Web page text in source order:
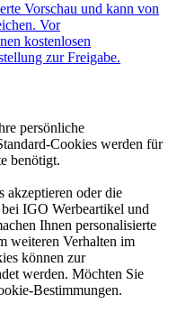
Vorschau und kann von
Vor
kostenlosen
zur Freigabe.
persönliche
Cookies werden für
benötigt.
akzeptieren oder die
IGO Werbeartikel und
Ihnen personalisierte
weiteren Verhalten im
können zur
werden. Möchten Sie
Bestimmungen.